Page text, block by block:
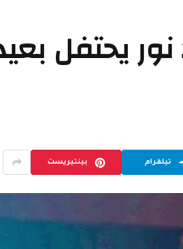
يحتفل
تيلقرام بينتيريست